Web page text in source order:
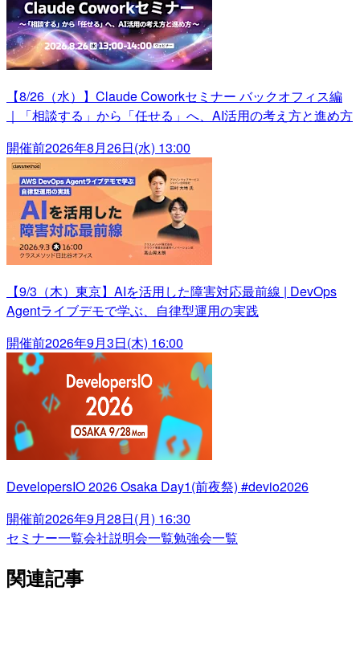
【8/26（水）】Claude Coworkセミナー バックオフィス編
｜「相談する」から「任せる」へ、AI活用の考え方と進め方
開催前2026年8月26日(水) 13:00
【9/3（木）東京】AIを活用した障害対応最前線 | DevOps
Agentライブデモで学ぶ、自律型運用の実践
開催前2026年9月3日(木) 16:00
DevelopersIO 2026 Osaka Day1(前夜祭) #devio2026
開催前2026年9月28日(月) 16:30
セミナー一覧会社説明会一覧勉強会一覧
関連記事